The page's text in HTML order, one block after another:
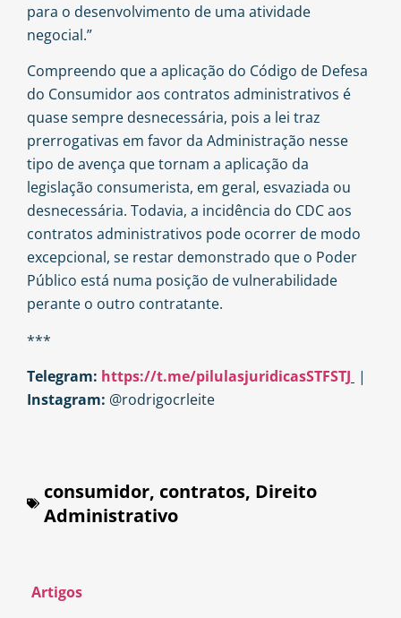
para o desenvolvimento de uma atividade
negocial.”
Compreendo que a aplicação do Código de Defesa
do Consumidor aos contratos administrativos é
quase sempre desnecessária, pois a lei traz
prerrogativas em favor da Administração nesse
tipo de avença que tornam a aplicação da
legislação consumerista, em geral, esvaziada ou
desnecessária. Todavia, a incidência do CDC aos
contratos administrativos pode ocorrer de modo
excepcional, se restar demonstrado que o Poder
Público está numa posição de vulnerabilidade
perante o outro contratante.
***
Telegram: https://t.me/pilulasjuridicasSTFSTJ |
Instagram: @rodrigocrleite
consumidor, contratos, Direito
Administrativo
Artigos